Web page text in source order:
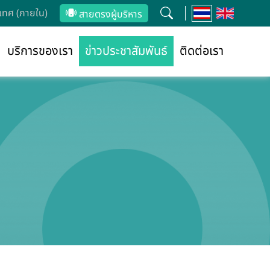
ศ (ภายใน) สายตรงผู้บริหาร
บริการของเรา ข่าวประชาสัมพันธ์ ติดต่อเรา